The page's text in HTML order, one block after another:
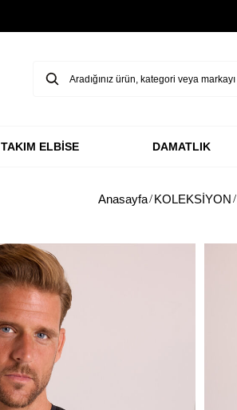
TAKIM ELBİSE DAMATLIK
Anasayfa KOLEKSİYON